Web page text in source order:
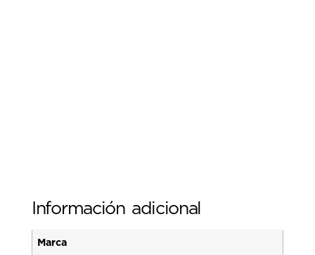
Información adicional
Marca